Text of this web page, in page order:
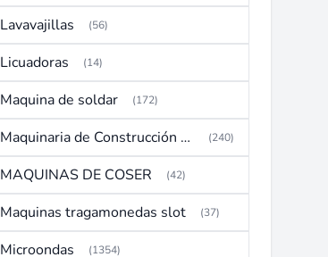
Lavavajillas (56)
Licuadoras (14)
Maquina de soldar (172)
Maquinaria de Construcción (Maquinaria Pesada) (240)
MAQUINAS DE COSER (42)
Maquinas tragamonedas slot (37)
Microondas (1354)